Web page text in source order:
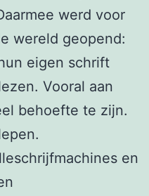
werd voor
wereld geopend:
eigen schrift
Vooral aan
behoefte te zijn.
en